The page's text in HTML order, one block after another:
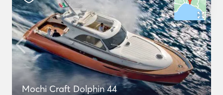
Mochi Craft Dolphin 44